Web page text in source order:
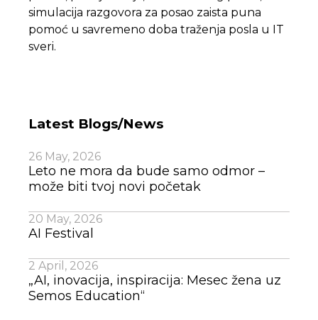
simulacija razgovora za posao zaista puna
pomoć u savremeno doba traženja posla u IT
sveri.
Latest Blogs/News
26 May, 2026
Leto ne mora da bude samo odmor –
može biti tvoj novi početak
20 May, 2026
AI Festival
2 April, 2026
„AI, inovacija, inspiracija: Mesec žena uz
Semos Education“